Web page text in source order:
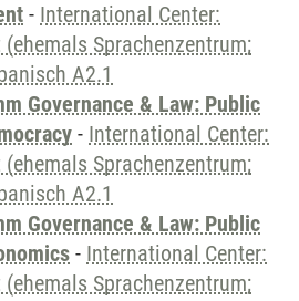
- International Center:
Sprachenzentrum;
A2.1
Governance & Law: Public
- International Center:
Sprachenzentrum;
A2.1
Governance & Law: Public
- International Center:
Sprachenzentrum;